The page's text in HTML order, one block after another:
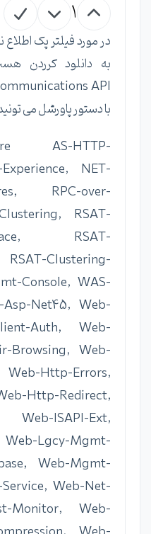
1
در مورد فیلتر پک اطلاع
با دستور پاورشل می
AS-HTTP-
NET-
RPC-over-
RSAT-
RSAT-
Clustering-
Console, WAS-
Asp-Net45, Web-
Auth, Web-
Browsing, Web-
Http-Errors,
Http-Redirect,
ISAPI-Ext,
Lgcy-Mgmt-
Web-Mgmt-
Web-Net-
Monitor, Web-